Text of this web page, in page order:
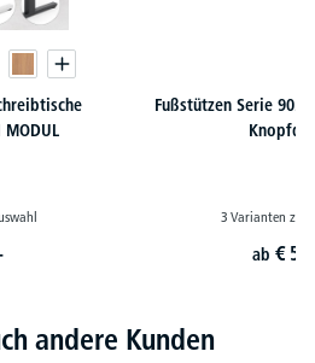
MODUL
Fußstützen Serie
3 Varianten zur
ab € 53,
andere Kunden